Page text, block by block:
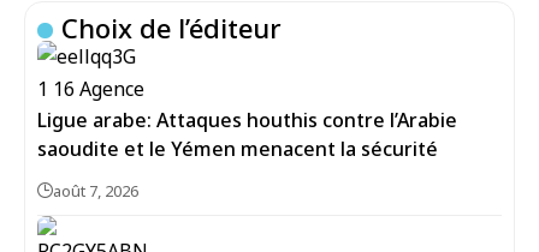
Choix de l’éditeur
Ligue arabe: Attaques houthis contre l’Arabie
saoudite et le Yémen menacent la sécurité
août 7, 2026